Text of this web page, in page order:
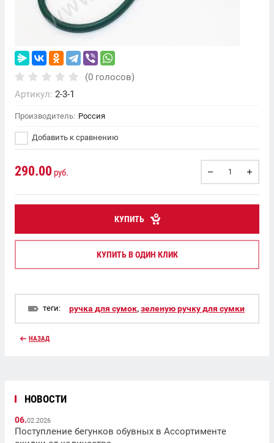
(0 голосов)
Артикул: 2-3-1
Производитель: Россия
Добавить к сравнению
290.00 руб.
КУПИТЬ
КУПИТЬ В ОДИН КЛИК
теги: ручка для сумок,зеленую ручку для сумки
НАЗАД
НОВОСТИ
06.02.2026
Поступление бегунков обувных в Ассортименте